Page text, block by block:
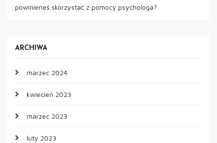
powinieneś skorzystać z pomocy psychologa?
ARCHIWA
marzec 2024
kwiecień 2023
marzec 2023
luty 2023